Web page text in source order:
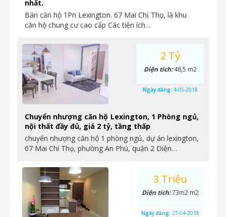
nhất.
Bán căn hộ 1Pn Lexington. 67 Mai Chị Thọ, là khu
căn hộ chung cư cao cấp Các tiện ích…
Chuyển nhượng căn hộ Lexington, 1 Phòng ngủ,
nội thất đầy đủ, giá 2 tỷ, tầng thấp
chuyển nhượng căn hộ 1 phòng ngủ, dự án lexington,
67 Mai Chí Thọ, phường An Phú, quận 2 Diện…
2 Tỷ
Diện tích:48,5 m2
Ngày đăng: 4-05-2018
3 Triệu
Diện tích:73m2 m2
Ngày đăng: 27-04-2018